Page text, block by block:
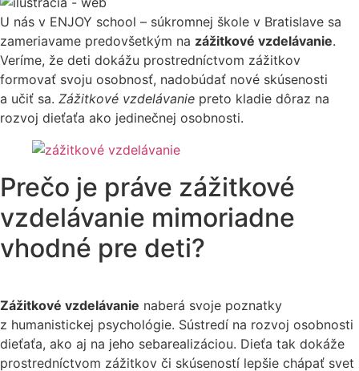
U nás v ENJOY school – súkromnej škole v Bratislave sa
zameriavame predovšetkým na zážitkové vzdelávanie.
Veríme, že deti dokážu prostredníctvom zážitkov
formovať svoju osobnosť, nadobúdať nové skúsenosti
a učiť sa. Zážitkové vzdelávanie preto kladie dôraz na
rozvoj dieťaťa ako jedinečnej osobnosti.
Prečo je práve zážitkové
vzdelávanie mimoriadne
vhodné pre deti?
Zážitkové vzdelávanie naberá svoje poznatky
z humanistickej psychológie. Sústredí na rozvoj osobnosti
dieťaťa, ako aj na jeho sebarealizáciou. Dieťa tak dokáže
prostredníctvom zážitkov či skúseností lepšie chápať svet